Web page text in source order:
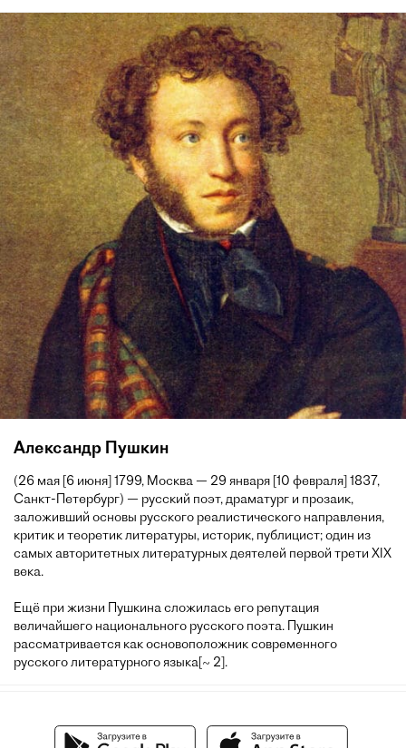
Александр Пушкин
(26 мая [6 июня] 1799, Москва — 29 января [10 февраля] 1837,
Санкт-Петербург) — русский поэт, драматург и прозаик,
заложивший основы русского реалистического направления,
критик и теоретик литературы, историк, публицист; один из
самых авторитетных литературных деятелей первой трети XIX
века.
Ещё при жизни Пушкина сложилась его репутация
величайшего национального русского поэта. Пушкин
рассматривается как основоположник современного
русского литературного языка[~ 2].